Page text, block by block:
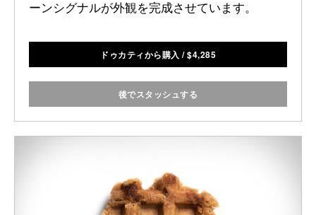
ーンシグナルが外観を完成させています。
ドゥカティから購入 /$4,285
後でスタッシュする